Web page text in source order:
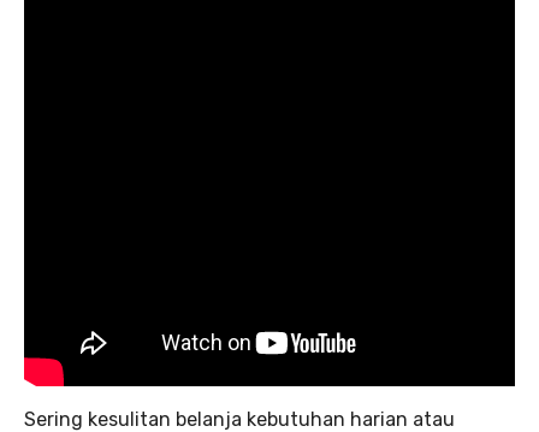
Sering kesulitan belanja kebutuhan harian atau